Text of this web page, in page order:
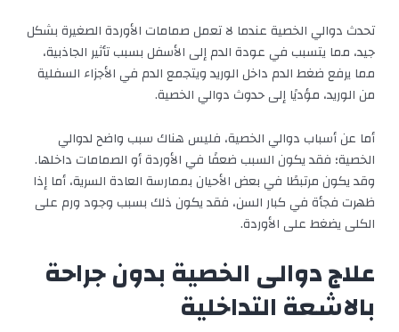
تحدث دوالي الخصية عندما لا تعمل صمامات الأوردة الصغيرة بشكل
جيد، مما يتسبب في عودة الدم إلى الأسفل بسبب تأثير الجاذبية،
مما يرفع ضغط الدم داخل الوريد ويتجمع الدم في الأجزاء السفلية
من الوريد، مؤديًا إلى حدوث دوالي الخصية.
أما عنأسباب دوالي الخصية، فليس هناك سبب واضح لدوالي
الخصية؛ فقد يكون السبب ضعفًا في الأوردة أو الصمامات داخلها.
وقد يكون مرتبطًا في بعض الأحيان بممارسة العادة السرية، أما إذا
ظهرت فجأة في كبار السن، فقد يكون ذلك بسبب وجود ورم على
الكلى يضغط على الأوردة.
علاج دوالى الخصية بدون جراحة
بالاشعة التداخلية